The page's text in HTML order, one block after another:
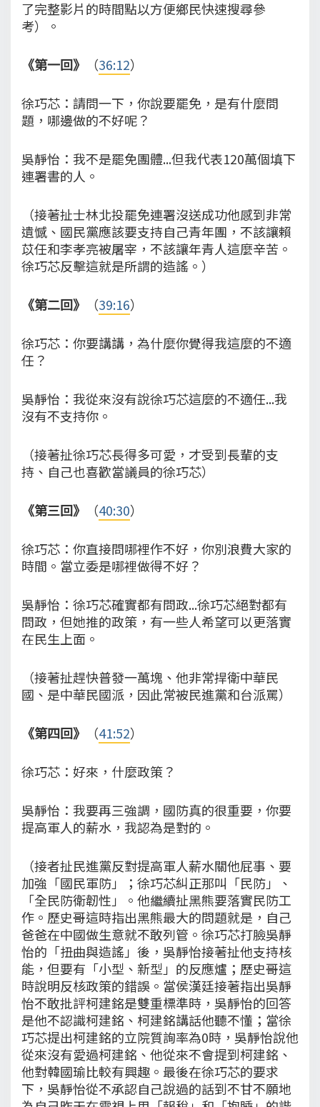
了完整影片的時間點以方便鄉民快速搜尋參
考）。
《第一回》 （36:12）
徐巧芯：請問一下，你說要罷免，是有什麼問
題，哪邊做的不好呢？
吳靜怡：我不是罷免團體...但我代表120萬個填下
連署書的人。
（接著扯士林北投罷免連署沒送成功他感到非常
遺憾、國民黨應該要支持自己青年團，不該讓賴
苡任和李孝亮被屠宰，不該讓年青人這麼辛苦。
徐巧芯反擊這就是所謂的造謠。）
《第二回》 （39:16）
徐巧芯：你要講講，為什麼你覺得我這麼的不適
任？
吳靜怡：我從來沒有說徐巧芯這麼的不適任...我
沒有不支持你。
（接著扯徐巧芯長得多可愛，才受到長輩的支
持、自己也喜歡當議員的徐巧芯）
《第三回》 （40:30）
徐巧芯：你直接問哪裡作不好，你別浪費大家的
時間。當立委是哪裡做得不好？
吳靜怡：徐巧芯確實都有問政...徐巧芯絕對都有
問政，但她推的政策，有一些人希望可以更落實
在民生上面。
（接著扯趕快普發一萬塊、他非常捍衛中華民
國、是中華民國派，因此常被民進黨和台派罵）
《第四回》 （41:52）
徐巧芯：好來，什麼政策？
吳靜怡：我要再三強調，國防真的很重要，你要
提高軍人的薪水，我認為是對的。
（接者扯民進黨反對提高軍人薪水關他屁事、要
加強「國民軍防」；徐巧芯糾正那叫「民防」、
「全民防衛韌性」。他繼續扯黑熊要落實民防工
作。歷史哥這時指出黑熊最大的問題就是，自己
爸爸在中國做生意就不敢列管。徐巧芯打臉吳靜
怡的「扭曲與造謠」後，吳靜怡接著扯他支持核
能，但要有「小型、新型」的反應爐；歷史哥這
時說明反核政策的錯誤。當侯漢廷接著指出吳靜
怡不敢批評柯建銘是雙重標準時，吳靜怡的回答
是他不認識柯建銘、柯建銘講話他聽不懂；當徐
巧芯提出柯建銘的立院質詢率為0時，吳靜怡說他
從來沒有愛過柯建銘、他從來不會提到柯建銘、
他對韓國瑜比較有興趣。最後在徐巧芯的要求
下，吳靜怡從不承認自己說過的話到不甘不願地